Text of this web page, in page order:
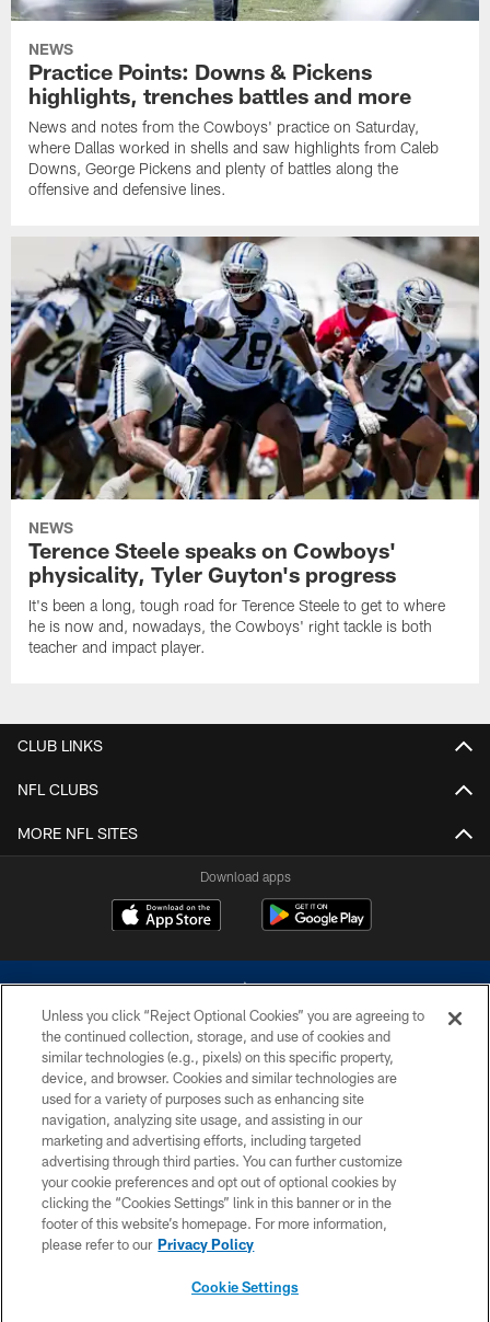
NEWS
Practice Points: Downs & Pickens
highlights, trenches battles and more
News and notes from the Cowboys' practice on Saturday,
where Dallas worked in shells and saw highlights from Caleb
Downs, George Pickens and plenty of battles along the
offensive and defensive lines.
NEWS
Terence Steele speaks on Cowboys'
physicality, Tyler Guyton's progress
It's been a long, tough road for Terence Steele to get to where
he is now and, nowadays, the Cowboys' right tackle is both
teacher and impact player.
CLUB LINKS
NFL CLUBS
MORE NFL SITES
Download apps
©2026 Dallas Cowboys. All rights reserved. Do not duplicate in any form
without permission of the Dallas Cowboys. The Dallas Cowboys
Cheerleaders will not initiate contact with any person to request personal or
financial information.
PRIVACY POLICY
ACCESSIBILITY
SITE MAP
Unless you click “Reject Optional Cookies” you are agreeing to
the continued collection, storage, and use of cookies and
similar technologies (e.g., pixels) on this specific property,
device, and browser. Cookies and similar technologies are
used for a variety of purposes such as enhancing site
navigation, analyzing site usage, and assisting in our
marketing and advertising efforts, including targeted
advertising through third parties. You can further customize
your cookie preferences and opt out of optional cookies by
clicking the “Cookies Settings” link in this banner or in the
footer of this website’s homepage. For more information,
please refer to our Privacy Policy
Cookie Settings